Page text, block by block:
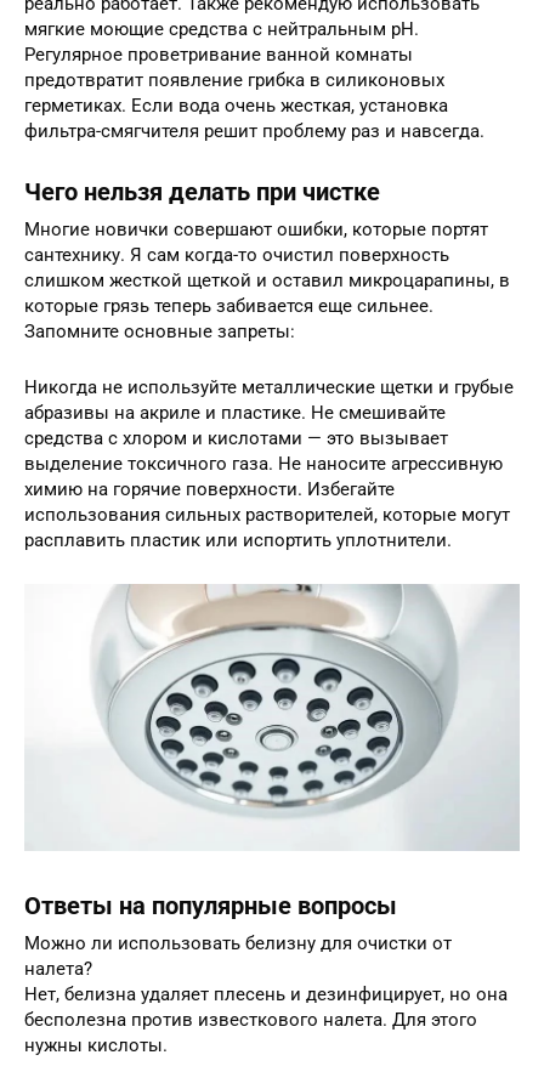
мягкие моющие средства с нейтральным pH.
Регулярное проветривание ванной комнаты
предотвратит появление грибка в силиконовых
герметиках. Если вода очень жесткая, установка
фильтра-смягчителя решит проблему раз и навсегда.
Чего нельзя делать при чистке
Многие новички совершают ошибки, которые портят
сантехнику. Я сам когда-то очистил поверхность
слишком жесткой щеткой и оставил микроцарапины, в
которые грязь теперь забивается еще сильнее.
Запомните основные запреты:
Никогда не используйте металлические щетки и грубые
абразивы на акриле и пластике. Не смешивайте
средства с хлором и кислотами — это вызывает
выделение токсичного газа. Не наносите агрессивную
химию на горячие поверхности. Избегайте
использования сильных растворителей, которые могут
расплавить пластик или испортить уплотнители.
Ответы на популярные вопросы
Можно ли использовать белизну для очистки от
налета?
Нет, белизна удаляет плесень и дезинфицирует, но она
бесполезна против известкового налета. Для этого
нужны кислоты.